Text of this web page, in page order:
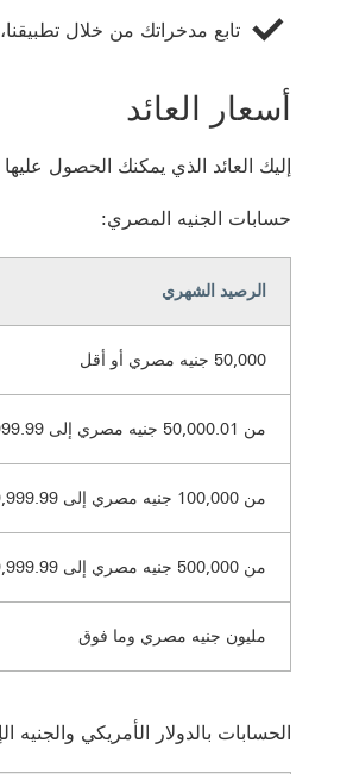
تابع مدخراتك من خلال
أسعار العائد
إليك العائد الذي يمكنك الحصول
حسابات الجنيه المصري:
الرصيد الشهري
50,000 جنيه مصري أو أقل
من 50,000.01 جنيه مصري إلى 99,999.99 جنيه مصري
من 100,000 جنيه مصري إلى 499,999.99 جنيه مصري
من 500,000 جنيه مصري إلى 999,999.99 جنيه مصري
مليون جنيه مصري وما فوق
الحسابات بالدولار الأمريكي والجنيه